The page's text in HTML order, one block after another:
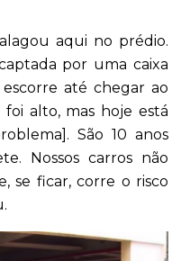
aqui no prédio.
por uma caixa
até chegar ao
alto, mas hoje está
São 10 anos
Nossos carros não
se ficar, corre o risco